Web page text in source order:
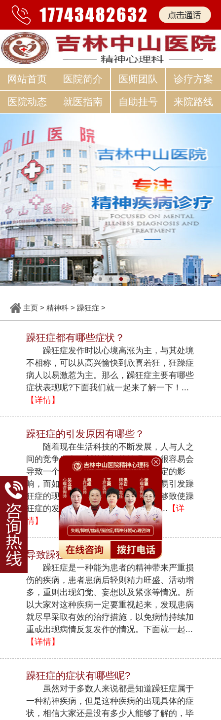
网站首页 医院简介 医师团队 诊疗方案
医院动态 就医指南 自助挂号 来院路线
主页> 精神科> 躁狂症 >
躁狂症都有哪些症状？
躁狂症发作时以心境高涨为主，与其处境
不相称，可以从高兴愉快到欣喜若狂，狂躁症
病人以易激惹为主。那么，躁狂症主要有哪些
症状表现呢?下面我们就一起来了解一下！...
【详情】
躁狂症的引发原因有哪些？
随着现在生活科技的不断发展，人与人之
间的竞争也在不断的增加的情况下，很容易会
导致一个人在情绪和心理方面存在一定的影
响，而如果这种现象长期不治疗很容易引发躁
狂症的现象。那么，会有哪些原因能够致使躁
狂症的发生呢？我们先来了解一下！... 【详
情】
导致躁狂症有哪些原因？
躁狂症是一种能为患者的精神带来严重损
伤的疾病，患者患病后轻则精力旺盛、活动增
多，重则出现幻觉、妄想以及紧张等情况。所
以大家对这种疾病一定要重视起来，发现患病
就尽早采取有效的治疗措施，以免病情持续加
重或出现病情反复发作的情况。下面就一起...
【详情】
躁狂症的症状有哪些呢?
虽然对于多数人来说都是知道躁狂症属于
一种精神疾病，但是这种疾病的出现具体的症
状，相信大家还是没有多少人能够了解的，毕